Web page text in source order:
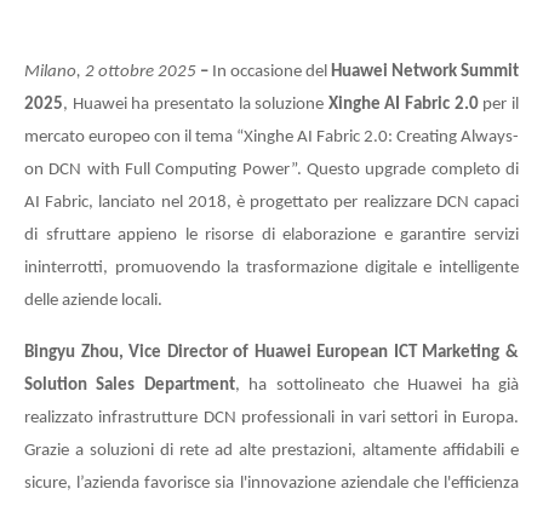
Milano, 2 ottobre 2025 – In occasione del Huawei Network Summit
2025, Huawei ha presentato la soluzione Xinghe AI Fabric 2.0 per il
mercato europeo con il tema “Xinghe AI Fabric 2.0: Creating Always-
on DCN with Full Computing Power”. Questo upgrade completo di
AI Fabric, lanciato nel 2018, è progettato per realizzare DCN capaci
di sfruttare appieno le risorse di elaborazione e garantire servizi
ininterrotti, promuovendo la trasformazione digitale e intelligente
delle aziende locali.
Bingyu Zhou, Vice Director of Huawei European ICT Marketing &
Solution Sales Department, ha sottolineato che Huawei ha già
realizzato infrastrutture DCN professionali in vari settori in Europa.
Grazie a soluzioni di rete ad alte prestazioni, altamente affidabili e
sicure, l’azienda favorisce sia l'innovazione aziendale che l'efficienza